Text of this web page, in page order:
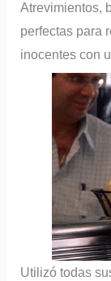
Atrevimientos,
perfectas para
inocentes con
Utilizó todas